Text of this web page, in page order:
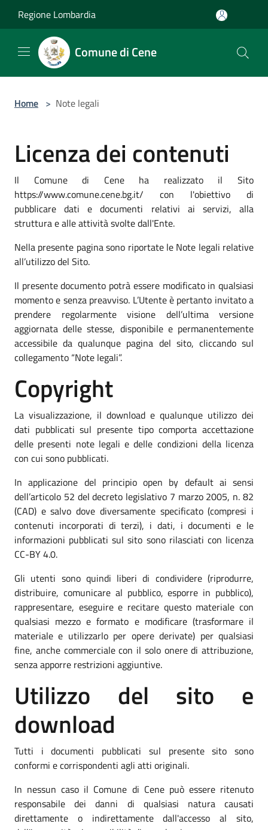
Regione Lombardia
Comune di Cene
Home > Note legali
Licenza dei contenuti
Il Comune di Cene ha realizzato il Sito
https://www.comune.cene.bg.it/ con l'obiettivo di
pubblicare dati e documenti relativi ai servizi, alla
struttura e alle attività svolte dall'Ente.
Nella presente pagina sono riportate le Note legali relative
all’utilizzo del Sito.
Il presente documento potrà essere modificato in qualsiasi
momento e senza preavviso. L’Utente è pertanto invitato a
prendere regolarmente visione dell’ultima versione
aggiornata delle stesse, disponibile e permanentemente
accessibile da qualunque pagina del sito, cliccando sul
collegamento “Note legali”.
Copyright
La visualizzazione, il download e qualunque utilizzo dei
dati pubblicati sul presente tipo comporta accettazione
delle presenti note legali e delle condizioni della licenza
con cui sono pubblicati.
In applicazione del principio open by default ai sensi
dell’articolo 52 del decreto legislativo 7 marzo 2005, n. 82
(CAD) e salvo dove diversamente specificato (compresi i
contenuti incorporati di terzi), i dati, i documenti e le
informazioni pubblicati sul sito sono rilasciati con licenza
CC-BY 4.0.
Gli utenti sono quindi liberi di condividere (riprodurre,
distribuire, comunicare al pubblico, esporre in pubblico),
rappresentare, eseguire e recitare questo materiale con
qualsiasi mezzo e formato e modificare (trasformare il
materiale e utilizzarlo per opere derivate) per qualsiasi
fine, anche commerciale con il solo onere di attribuzione,
senza apporre restrizioni aggiuntive.
Utilizzo del sito e
download
Tutti i documenti pubblicati sul presente sito sono
conformi e corrispondenti agli atti originali.
In nessun caso il Comune di Cene può essere ritenuto
responsabile dei danni di qualsiasi natura causati
direttamente o indirettamente dall'accesso al sito,